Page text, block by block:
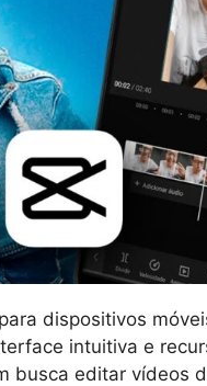
dispositivos
intuitiva e
busca editar vídeos